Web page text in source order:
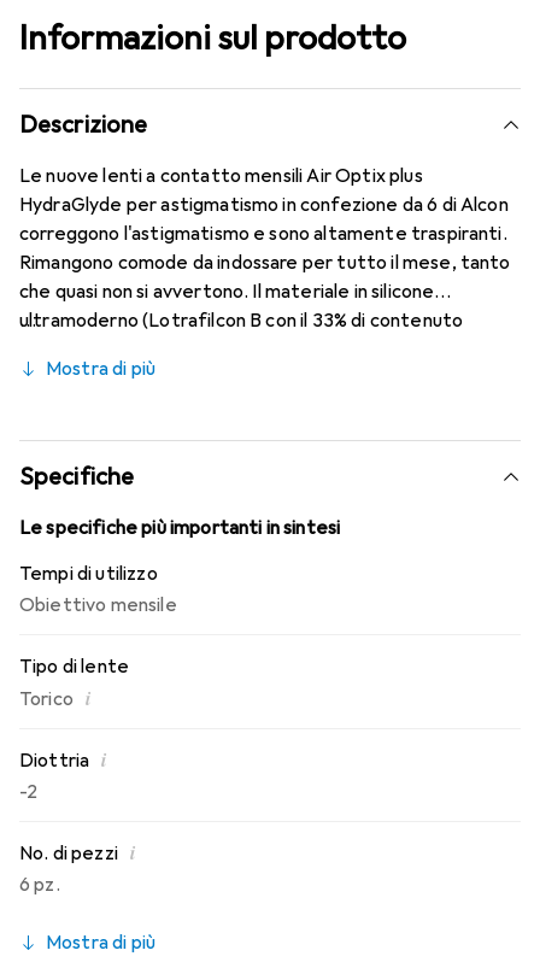
Informazioni sul prodotto
Descrizione
Le nuove lenti a contatto mensili Air Optix plus
HydraGlyde per astigmatismo in confezione da 6 di Alcon
correggono l'astigmatismo e sono altamente traspiranti.
Rimangono comode da indossare per tutto il mese, tanto
che quasi non si avvertono. Il materiale in silicone
ultramoderno (Lotrafilcon B con il 33% di contenuto
Moisture Matrix e la nota tecnologia SmartShield,
conosci. Comfort e assenza di fastidi per tutto il giorno
con queste lenti mensili.
Mostra di più
Specifiche
Le specifiche più importanti in sintesi
Tempi di utilizzo
Obiettivo mensile
Tipo di lente
Torico i
Diottria i
-2
No. di pezzi i
6 pz.
Mostra di più